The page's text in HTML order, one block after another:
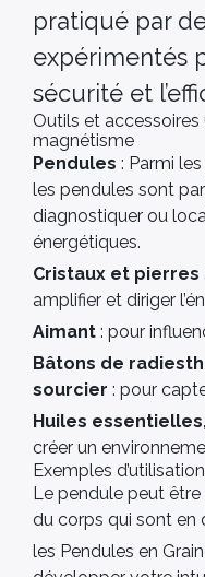
pratiqué par
expérimentés
sécurité et
Outils et
magnétisme
Pendules : Parmi
les pendules sont
diagnostiquer ou
énergétiques.
Cristaux et
amplifier et diriger
Aimant : pour
Bâtons de
sourcier : pour
Huiles
créer un
Exemples d’utilisation
Le pendule peut
du corps qui sont en
les Pendules en